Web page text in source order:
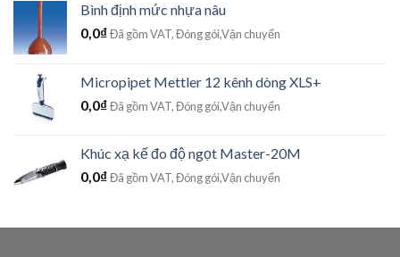
Bình định mức nhựa nâu
0,0₫Đã gồm VAT, Đóng gói,Vận chuyển
Micropipet Mettler 12 kênh dòng XLS+
0,0₫Đã gồm VAT, Đóng gói,Vận chuyển
Khúc xạ kế đo độ ngọt Master-20M
0,0₫Đã gồm VAT, Đóng gói,Vận chuyển